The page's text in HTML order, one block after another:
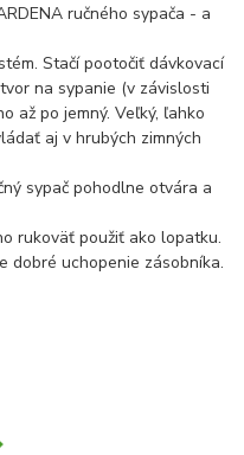
ručného sypača - a
Stačí pootočiť dávkovací
na sypanie (v závislosti
až po jemný. Veľký, ľahko
aj v hrubých zimných
sypač pohodlne otvára a
rukoväť použiť ako lopatku.
dobré uchopenie zásobníka.